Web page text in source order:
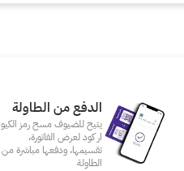
الدفع من الطاولة
يتيح للضيوف مسح رمز الكيو
ار كود لعرض الفاتورة،
تقسيمها، ودفعها مباشرة من
الطاولة